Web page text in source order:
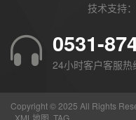
技术支持：
0531-
24小时客户客服热
Copyright © 2025 All Rights